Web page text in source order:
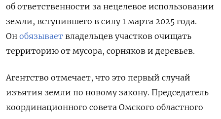
об ответственности за нецелевое использовании
земли, вступившего в силу 1 марта 2025 года.
Он обязывает владельцев участков очищать
территорию от мусора, сорняков и деревьев.
Агентство отмечает, что это первый случай
изъятия земли по новому закону. Председатель
координационного совета Омского областного